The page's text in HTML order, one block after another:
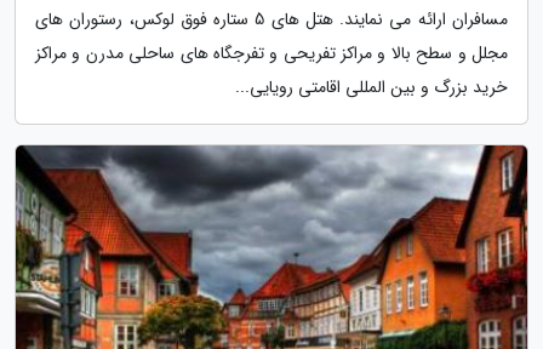
مسافران ارائه می نمایند. هتل های 5 ستاره فوق لوکس، رستوران های
مجلل و سطح بالا و مراکز تفریحی و تفرجگاه های ساحلی مدرن و مراکز
خرید بزرگ و بین المللی اقامتی رویایی...